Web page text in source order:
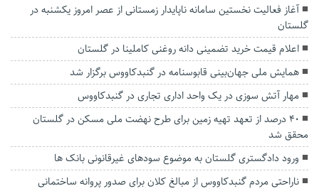
آغاز فعالیت نخستین سامانه ناپایدار زمستانی از عصر امروز یکشنبه در
گلستان
اعلام قیمت خرید تضمینی دانه روغنی کاملینا در گلستان
همایش ملی جهان‌بینی قابوسنامه در گنبدکاووس برگزار شد
مهار آتش سوزی در یک واحد اداری تجاری در گنبدکاووس
۴۰ درصد از تعهد تهیه زمین برای طرح نهضت ملی مسکن در گلستان
محقق شد
ورود دادگستری گلستان به موضوع سودهای غیرقانونی بانک ها
ناراحتی مردم گنبدکاووس از مبالغ کلان برای صدور پروانه ساختمانی